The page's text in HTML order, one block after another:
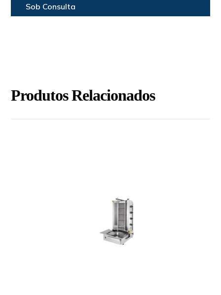
Sob Consulta
Produtos Relacionados